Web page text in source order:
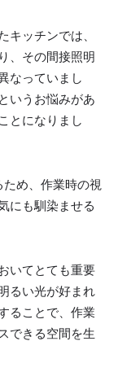
キッチンでは、
、その間接照明
なっていまし
いうお悩みがあ
とになりまし
め、作業時の視
にも馴染ませる
いてとても重要
るい光が好まれ
ることで、作業
できる空間を生